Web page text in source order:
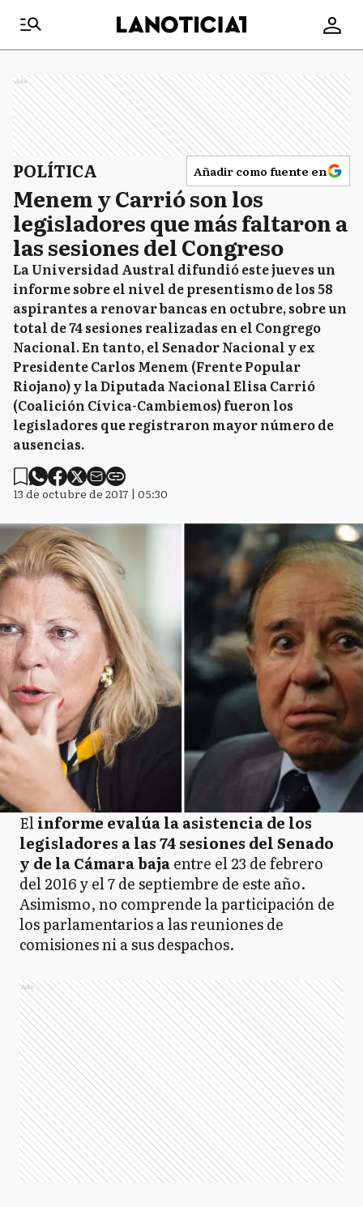
Ads
POLÍTICA Añadir como fuente en
Menem y Carrió son los
legisladores que más faltaron a
las sesiones del Congreso
La Universidad Austral difundió este jueves un
informe sobre el nivel de presentismo de los 58
aspirantes a renovar bancas en octubre, sobre un
total de 74 sesiones realizadas en el Congrego
Nacional. En tanto, el Senador Nacional y ex
Presidente Carlos Menem (Frente Popular
Riojano) y la Diputada Nacional Elisa Carrió
(Coalición Cívica-Cambiemos) fueron los
legisladores que registraron mayor número de
ausencias.
13 de octubre de 2017 | 05:30
Elinforme evalúa la asistencia de los
legisladores a las 74 sesiones del Senado
y de la Cámara bajaentre el 23 de febrero
del 2016 y el 7 de septiembre de este año.
Asimismo, no comprende la participación de
los parlamentarios a las reuniones de
comisiones ni a sus despachos.
Ads